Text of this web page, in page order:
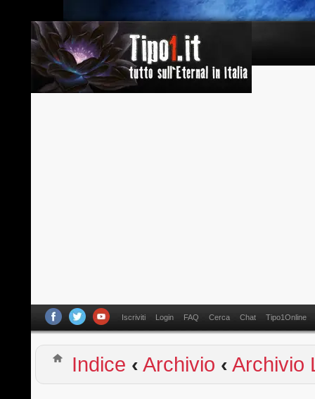
Iscriviti Login FAQ Cerca Chat Tipo1Online
Indice ‹ Archivio ‹ Archivio